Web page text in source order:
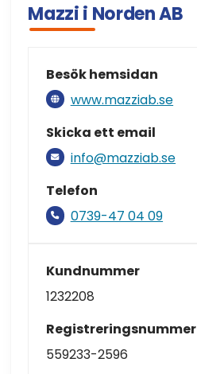
Mazzi i Norden AB
Besök hemsidan
www.mazziab.se
Skicka ett email
info@mazziab.se
Telefon
0739-47 04 09
Kundnummer
1232208
Registreringsnummer
559233-2596